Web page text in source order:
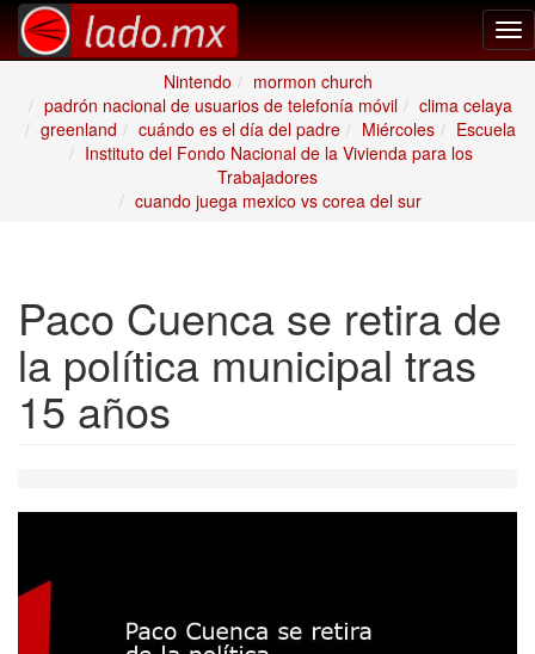
Nintendo
mormon church
padrón nacional de usuarios de telefonía móvil
clima celaya
greenland
cuándo es el día del padre Miércoles
Escuela
Instituto del Fondo Nacional de la Vivienda para los
Trabajadores
cuando juega mexico vs corea del sur
Paco Cuenca se retira de
la política municipal tras
15 años